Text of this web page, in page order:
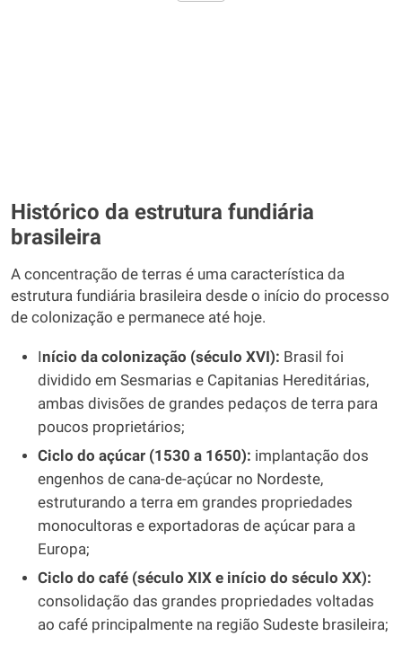
Histórico da estrutura fundiária
brasileira
A concentração de terras é uma característica da
estrutura fundiária brasileira desde o início do processo
de colonização e permanece até hoje.
Início da colonização (século XVI): Brasil foi
dividido em Sesmarias e Capitanias Hereditárias,
ambas divisões de grandes pedaços de terra para
poucos proprietários;
Ciclo do açúcar (1530 a 1650): implantação dos
engenhos de cana-de-açúcar no Nordeste,
estruturando a terra em grandes propriedades
monocultoras e exportadoras de açúcar para a
Europa;
Ciclo do café (século XIX e início do século XX):
consolidação das grandes propriedades voltadas
ao café principalmente na região Sudeste brasileira;